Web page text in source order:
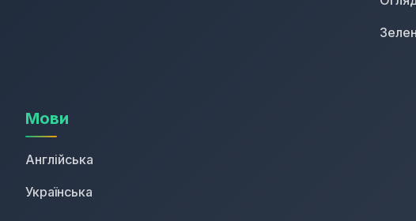
Мови
Англійська
Українська